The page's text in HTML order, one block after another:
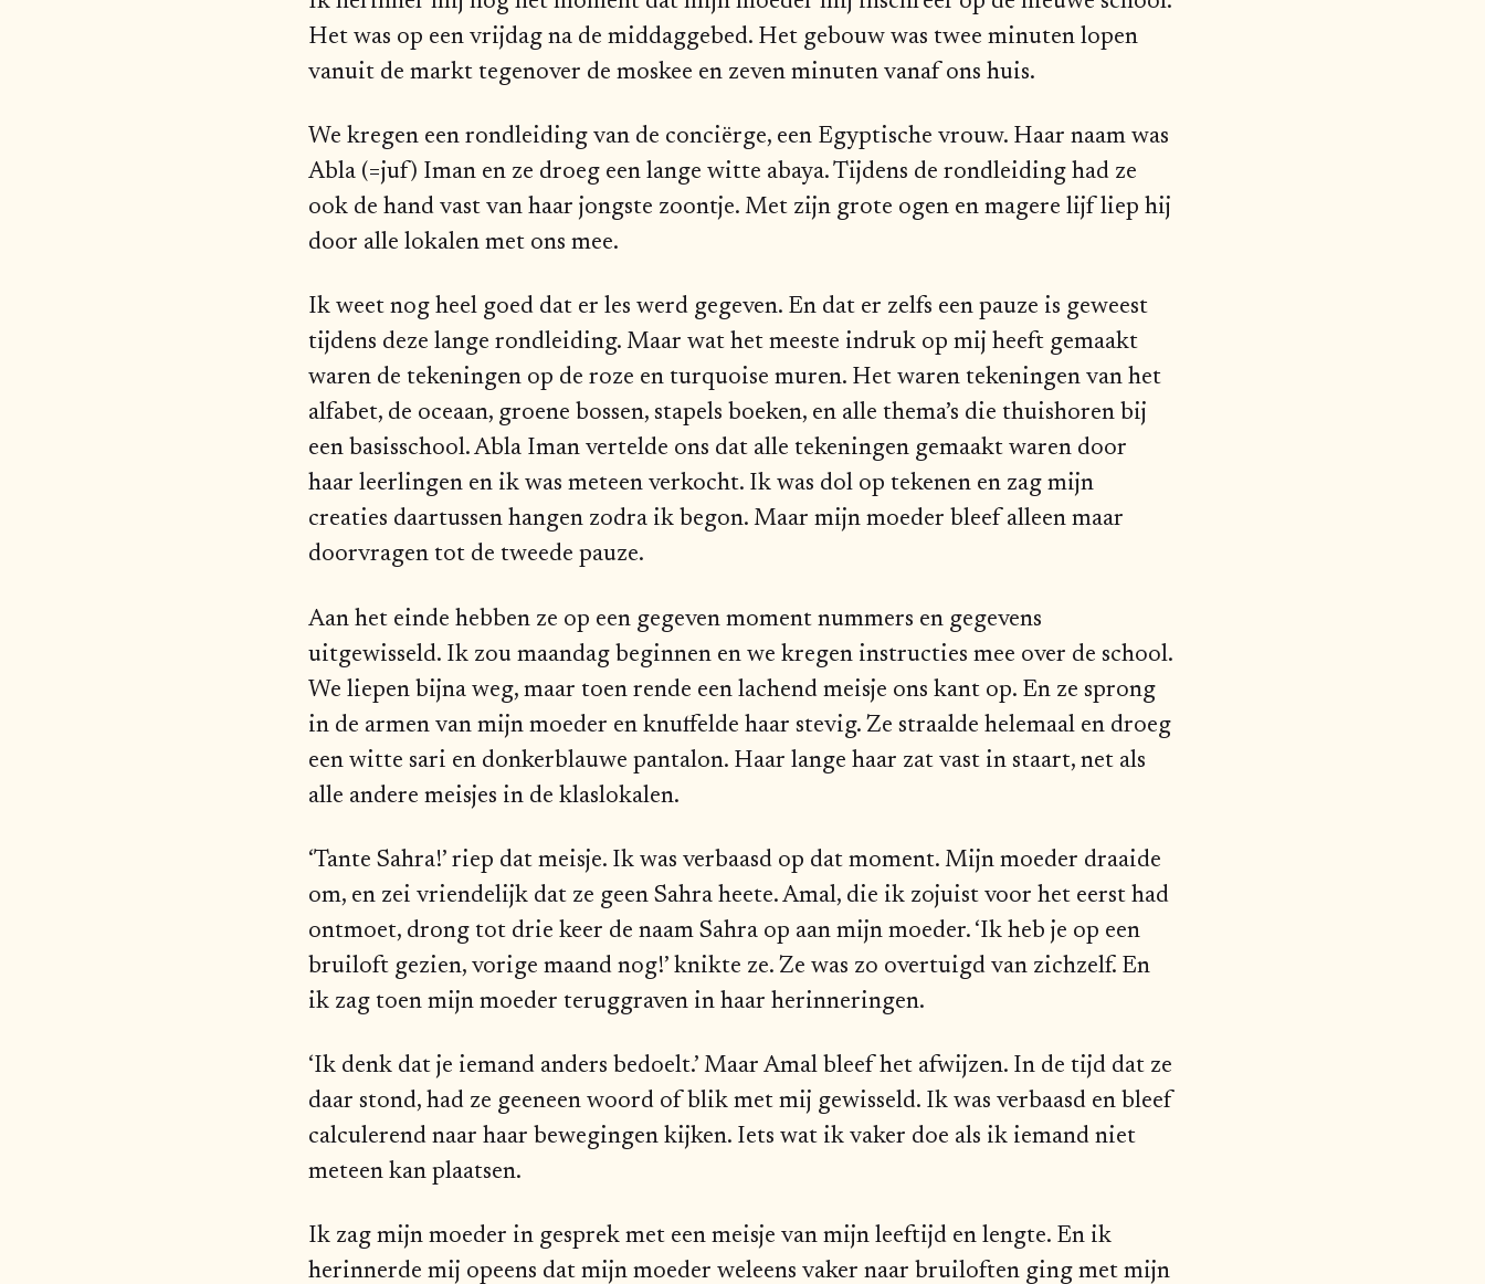
Het was op een vrijdag na de middaggebed. Het gebouw was twee minuten lopen
vanuit de markt tegenover de moskee en zeven minuten vanaf ons huis.
We kregen een rondleiding van de conciërge, een Egyptische vrouw. Haar naam was
Abla (=juf) Iman en ze droeg een lange witte abaya. Tijdens de rondleiding had ze
ook de hand vast van haar jongste zoontje. Met zijn grote ogen en magere lijf liep hij
door alle lokalen met ons mee.
Ik weet nog heel goed dat er les werd gegeven. En dat er zelfs een pauze is geweest
tijdens deze lange rondleiding. Maar wat het meeste indruk op mij heeft gemaakt
waren de tekeningen op de roze en turquoise muren. Het waren tekeningen van het
alfabet, de oceaan, groene bossen, stapels boeken, en alle thema’s die thuishoren bij
een basisschool. Abla Iman vertelde ons dat alle tekeningen gemaakt waren door
haar leerlingen en ik was meteen verkocht. Ik was dol op tekenen en zag mijn
creaties daartussen hangen zodra ik begon. Maar mijn moeder bleef alleen maar
doorvragen tot de tweede pauze.
Aan het einde hebben ze op een gegeven moment nummers en gegevens
uitgewisseld. Ik zou maandag beginnen en we kregen instructies mee over de school.
We liepen bijna weg, maar toen rende een lachend meisje ons kant op. En ze sprong
in de armen van mijn moeder en knuffelde haar stevig. Ze straalde helemaal en droeg
een witte sari en donkerblauwe pantalon. Haar lange haar zat vast in staart, net als
alle andere meisjes in de klaslokalen.
‘Tante Sahra!’ riep dat meisje. Ik was verbaasd op dat moment. Mijn moeder draaide
om, en zei vriendelijk dat ze geen Sahra heete. Amal, die ik zojuist voor het eerst had
ontmoet, drong tot drie keer de naam Sahra op aan mijn moeder. ‘Ik heb je op een
bruiloft gezien, vorige maand nog!’ knikte ze. Ze was zo overtuigd van zichzelf. En
ik zag toen mijn moeder teruggraven in haar herinneringen.
‘Ik denk dat je iemand anders bedoelt.’ Maar Amal bleef het afwijzen. In de tijd dat ze
daar stond, had ze geeneen woord of blik met mij gewisseld. Ik was verbaasd en bleef
calculerend naar haar bewegingen kijken. Iets wat ik vaker doe als ik iemand niet
meteen kan plaatsen.
Ik zag mijn moeder in gesprek met een meisje van mijn leeftijd en lengte. En ik
herinnerde mij opeens dat mijn moeder weleens vaker naar bruiloften ging met mijn